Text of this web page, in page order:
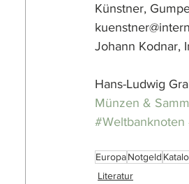
Künstner,
Johann Kodnar,
Hans-Ludwig
Münzen &
#Weltbanknoten
EuropaNotgeld
Literatur